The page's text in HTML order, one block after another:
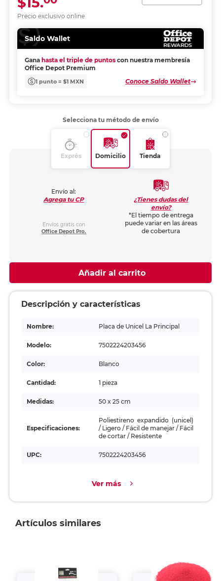
Precio exclusivo online
Saldo Wallet
Gana hasta el triple de puntos con nuestra membresía
Office Depot Premium
1 punto = $1 MXN Conoce Saldo Wallet
Selecciona tu método de envío
Exprés Domicilio Tienda
Envío al:
Agrega tu CP
Envíos gratis con
Office Depot Pro.
¿Tienes dudas del
envío?
*El tiempo de entrega
puede variar en las áreas
de cobertura
Añadir al carrito
Descripción y características
Nombre: Placa de Unicel La Principal
Modelo: 7502224203456
Color: Blanco
Cantidad: 1 pieza
Medidas: 50 x 25 cm
Especificaciones:
Poliestireno expandido (unicel)
/ Ligero / Fácil de manejar / Fácil
de cortar / Resistente
UPC: 7502224203456
Ver más
Artículos similares